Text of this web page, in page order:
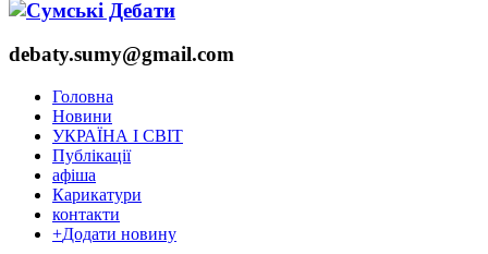
debaty.sumy@gmail.com
Головна
Новини
УКРАЇНА І СВІТ
Публікації
афіша
Карикатури
контакти
+Додати новину